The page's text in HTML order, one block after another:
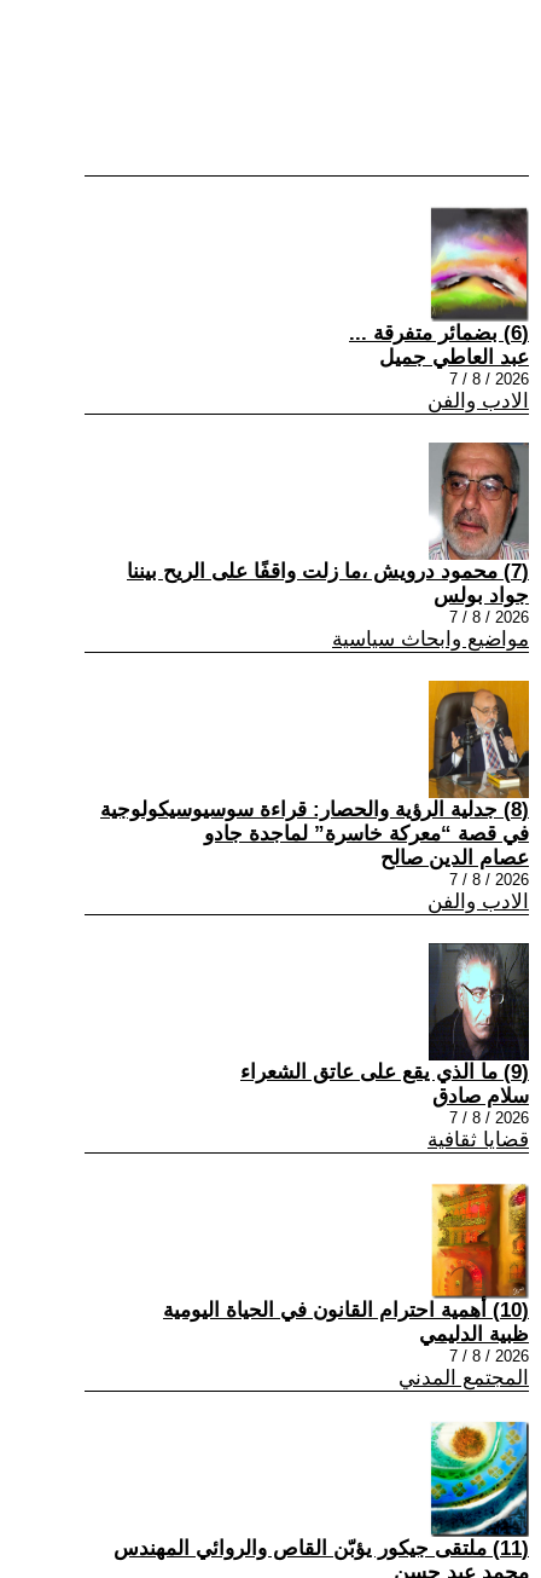
(6) بضمائر متفرقة ...
عبد العاطي جميل
2026 / 8 / 7
الادب والفن
(7) محمود درويش ،ما زلت واقفًا على الريح بيننا
جواد بولس
2026 / 8 / 7
مواضيع وابحاث سياسية
(8) جدلية الرؤية والحصار: قراءة سوسيوسيكولوجية
في قصة “معركة خاسرة” لماجدة جادو
عصام الدين صالح
2026 / 8 / 7
الادب والفن
(9) ما الذي يقع على عاتق الشعراء
سلام صادق
2026 / 8 / 7
قضايا ثقافية
(10) أهمية احترام القانون في الحياة اليومية
ظبية الدليمي
2026 / 8 / 7
المجتمع المدني
(11) ملتقى جيكور يؤبّن القاص والروائي المهندس
محمد عبد حسن